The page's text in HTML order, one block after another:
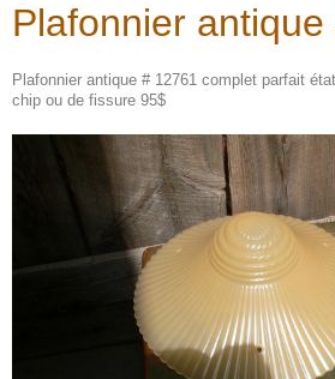
Plafonnier
Plafonnier antique # 12761 complet parfait
chip ou de fissure 95$